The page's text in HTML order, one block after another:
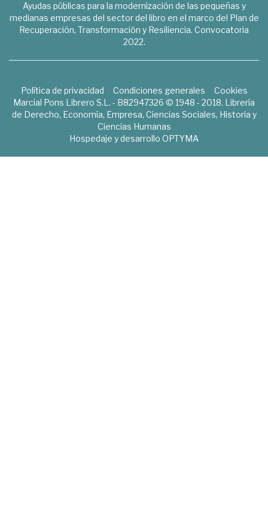
Ayudas públicas para la modernización de las pequeñas y
medianas empresas del sector del libro en el marco del Plan de
Recuperación, Transformación y Resiliencia. Convocatoria
2022.
Política de privacidad Condiciones generales
Cookies
Marcial Pons Librero S.L. - B82947326 © 1948 - 2018. Librería
de Derecho, Economía, Empresa, Ciencias Sociales, Historia y
Ciencias Humanas
Hospedaje y desarrollo OPTYMA